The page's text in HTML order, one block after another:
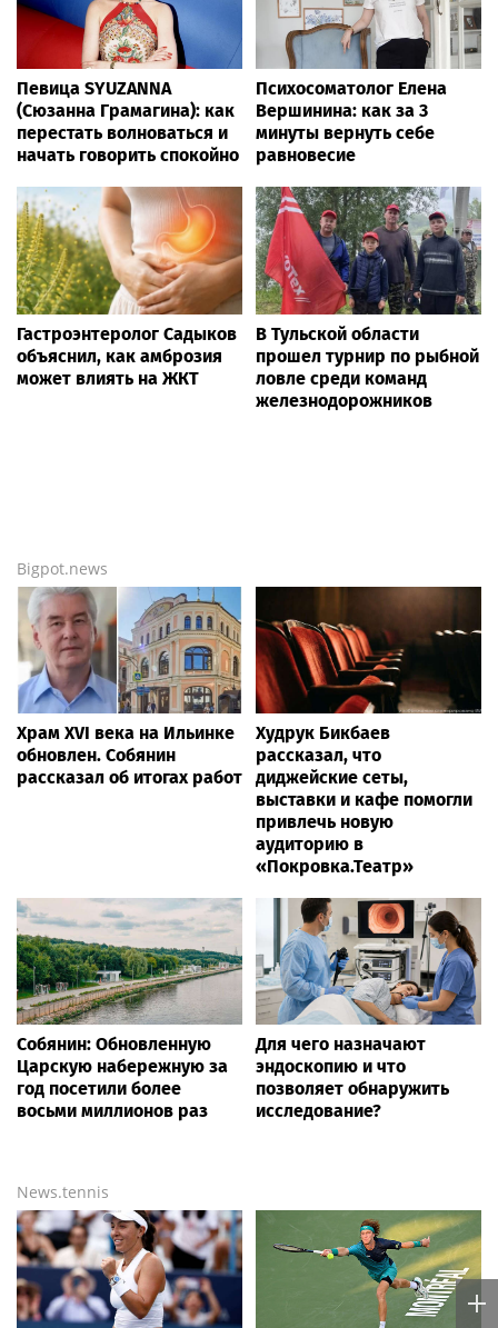
Певица SYUZANNA
(Сюзанна Грамагина): как
перестать волноваться и
начать говорить спокойно
Психосоматолог Елена
Вершинина: как за 3
минуты вернуть себе
равновесие
Гастроэнтеролог Садыков
объяснил, как амброзия
может влиять на ЖКТ
В Тульской области
прошел турнир по рыбной
ловле среди команд
железнодорожников
Bigpot.news
Храм XVI века на Ильинке
обновлен. Собянин
рассказал об итогах работ
Худрук Бикбаев
рассказал, что
диджейские сеты,
выставки и кафе помогли
привлечь новую
аудиторию в
«Покровка.Театр»
Собянин: Обновленную
Царскую набережную за
год посетили более
восьми миллионов раз
Для чего назначают
эндоскопию и что
позволяет обнаружить
исследование?
News.tennis